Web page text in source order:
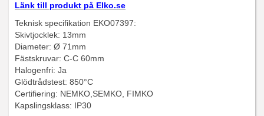
Länk till produkt på Elko.se
Teknisk specifikation EKO07397:
Skivtjocklek: 13mm
Diameter: Ø 71mm
Fästskruvar: C-C 60mm
Halogenfri: Ja
Glödtrådstest: 850°C
Certifiering: NEMKO,SEMKO, FIMKO
Kapslingsklass: IP30